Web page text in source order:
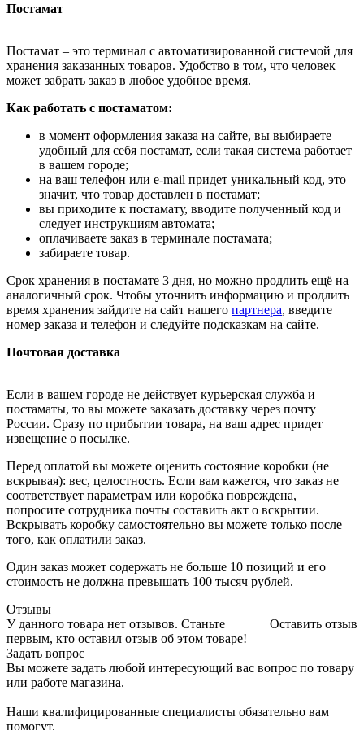
Постамат
Постамат – это терминал с автоматизированной системой для
хранения заказанных товаров. Удобство в том, что человек
может забрать заказ в любое удобное время.
Как работать с постаматом:
в момент оформления заказа на сайте, вы выбираете
удобный для себя постамат, если такая система работает
в вашем городе;
на ваш телефон или e-mail придет уникальный код, это
значит, что товар доставлен в постамат;
вы приходите к постамату, вводите полученный код и
следует инструкциям автомата;
оплачиваете заказ в терминале постамата;
забираете товар.
Срок хранения в постамате 3 дня, но можно продлить ещё на
аналогичный срок. Чтобы уточнить информацию и продлить
время хранения зайдите на сайт нашего партнера, введите
номер заказа и телефон и следуйте подсказкам на сайте.
Почтовая доставка
Если в вашем городе не действует курьерская служба и
постаматы, то вы можете заказать доставку через почту
России. Сразу по прибытии товара, на ваш адрес придет
извещение о посылке.
Перед оплатой вы можете оценить состояние коробки (не
вскрывая): вес, целостность. Если вам кажется, что заказ не
соответствует параметрам или коробка повреждена,
попросите сотрудника почты составить акт о вскрытии.
Вскрывать коробку самостоятельно вы можете только после
того, как оплатили заказ.
Один заказ может содержать не больше 10 позиций и его
стоимость не должна превышать 100 тысяч рублей.
Отзывы
Оставить отзыв
У данного товара нет отзывов. Станьте
первым, кто оставил отзыв об этом товаре!
Задать вопрос
Вы можете задать любой интересующий вас вопрос по товару
или работе магазина.
Наши квалифицированные специалисты обязательно вам
помогут.